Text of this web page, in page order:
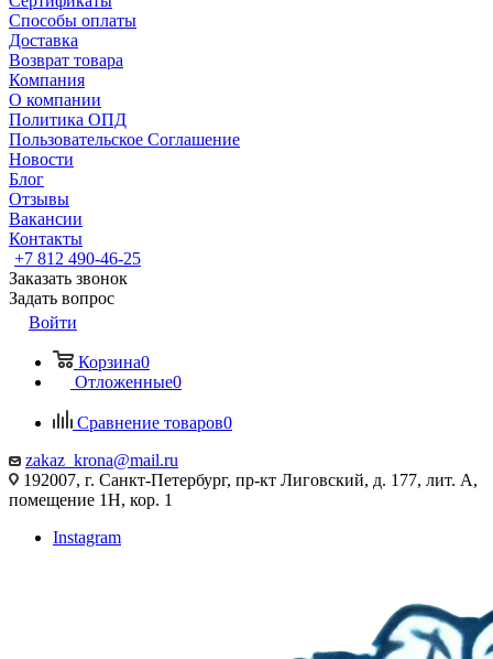
Способы оплаты
Доставка
Возврат товара
Компания
О компании
Политика ОПД
Пользовательское Соглашение
Новости
Блог
Отзывы
Вакансии
Контакты
+7 812 490-46-25
Заказать звонок
Задать вопрос
Войти
Корзина0
Отложенные0
Сравнение товаров0
zakaz_krona@mail.ru
192007, г. Санкт-Петербург, пр-кт Лиговский, д. 177, лит. А,
помещение 1Н, кор. 1
Instagram